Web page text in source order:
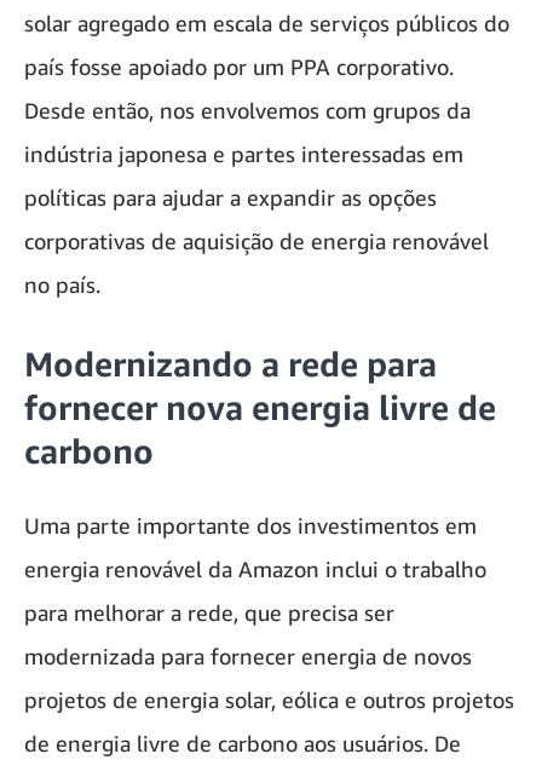
solar agregado em escala de serviços públicos do
país fosse apoiado por um PPA corporativo.
Desde então, nos envolvemos com grupos da
indústria japonesa e partes interessadas em
políticas para ajudar a expandir as opções
corporativas de aquisição de energia renovável
no país.
Modernizando a rede para
fornecer nova energia livre de
carbono
Uma parte importante dos investimentos em
energia renovável da Amazon inclui o trabalho
para melhorar a rede, que precisa ser
modernizada para fornecer energia de novos
projetos de energia solar, eólica e outros projetos
de energia livre de carbono aos usuários. De